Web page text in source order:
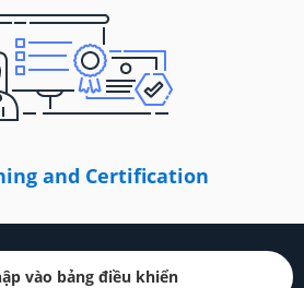
and Certification
vào bảng điều khiển